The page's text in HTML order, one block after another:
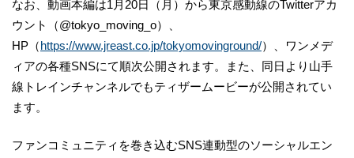
なお、動画本編は1月20日（月）から東京感動線のTwitterアカ
ウント（@tokyo_moving_o）、
HP（https://www.jreast.co.jp/tokyomovinground/）、ワンメデ
ィアの各種SNSにて順次公開されます。また、同日より山手
線トレインチャンネルでもティザームービーが公開されてい
ます。
ファンコミュニティを巻き込むSNS連動型のソーシャルエン